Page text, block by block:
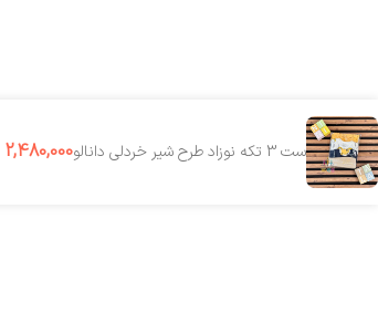
ست 3 تکه نوزاد طرح شیر خردلی دانالو 2,480,000